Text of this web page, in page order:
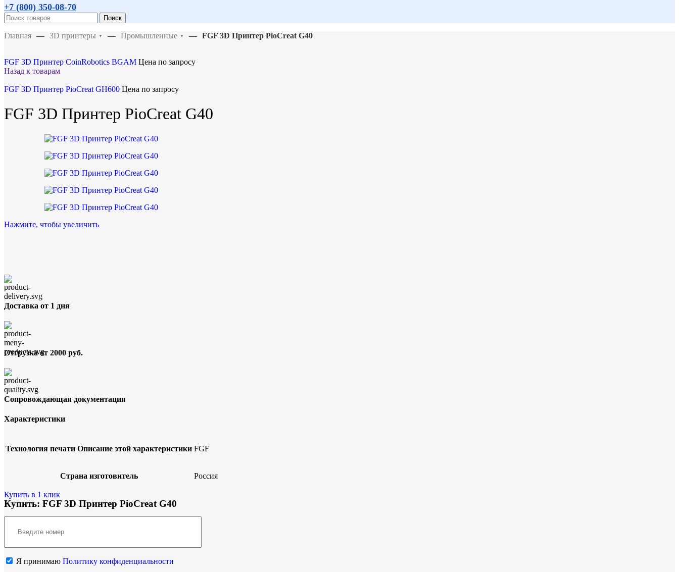
+7 (800) 350-08-70
Поиск
Главная — 3D принтеры ▼ — Промышленные ▼ — FGF 3D Принтер PioCreat G40
FGF 3D Принтер CoinRobotics BGAM Цена по запросу
Назад к товарам
FGF 3D Принтер PioCreat GH600 Цена по запросу
FGF 3D Принтер PioCreat G40
Нажмите, чтобы увеличить
Доставка от 1 дня
Отгрузка от 2000 руб.
Сопровождающая документация
Характеристики
Технология печати Описание этой характеристики FGF
Страна изготовитель Россия
Купить в 1 клик
Купить: FGF 3D Принтер PioCreat G40
Я принимаю Политику конфиденциальности